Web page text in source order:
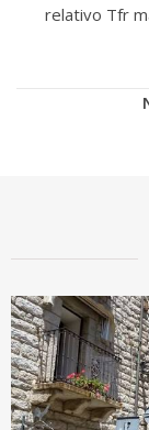
relativo Tfr